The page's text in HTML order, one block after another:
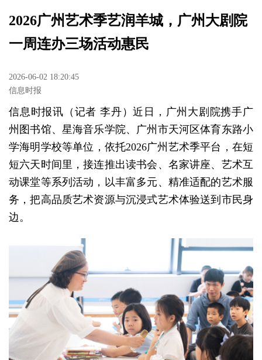
2026广州艺术季艺润羊城，广州大剧院
一周连办三场活动惠民
2026-06-02 18:20:45
信息时报
信息时报讯（记者 李丹）近日，广州大剧院携手广
州图书馆、星海音乐学院、广州市天河区体育东路小
学海明学校等单位，依托2026广州艺术季平台，在短
短六天时间里，接连推出读书会、名家讲座、艺术互
动课堂等系列活动，以丰富多元、精准适配的艺术服
务，把高品质艺术资源与沉浸式艺术体验送到市民身
边。